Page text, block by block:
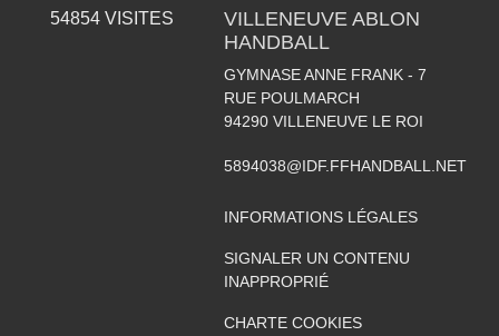
54854VISITES
VILLENEUVE ABLON
HANDBALL
GYMNASE ANNE FRANK - 7
RUE POULMARCH
94290 VILLENEUVE LE ROI
5894038@IDF.FFHANDBALL.NET
INFORMATIONS LÉGALES
SIGNALER UN CONTENU
INAPPROPRIÉ
CHARTE COOKIES